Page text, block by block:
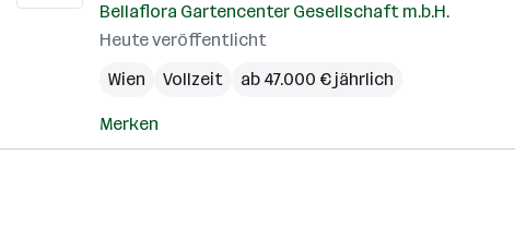
Bellaflora Gartencenter Gesellschaft m.b.H.
Heute veröffentlicht
Wien
Vollzeit ab 47.000 € jährlich
Merken